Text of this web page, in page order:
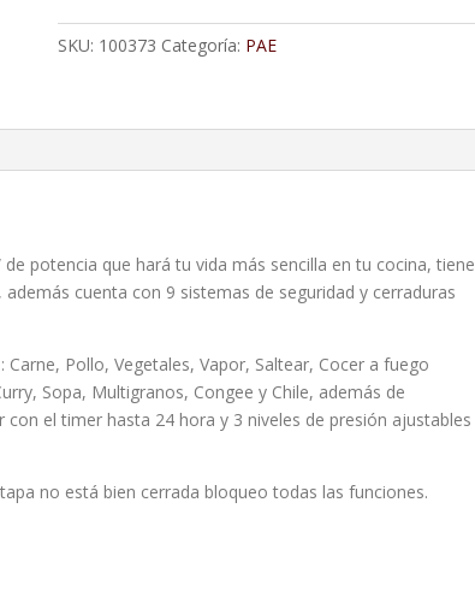
cantidad
SKU: 100373 Categoría: PAE
potencia que hará tu vida más sencilla en tu cocina, tiene
cuenta con 9 sistemas de seguridad y cerraduras
Pollo, Vegetales, Vapor, Saltear, Cocer a fuego
Sopa, Multigranos, Congee y Chile, además de
el timer hasta 24 hora y 3 niveles de presión ajustables
no está bien cerrada bloqueo todas las funciones.